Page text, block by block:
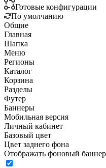
Готовые конфигурации
По умолчанию
Общие
Главная
Шапка
Меню
Регионы
Каталог
Корзина
Разделы
Футер
Баннеры
Мобильная версия
Личный кабинет
Базовый цвет
Цвет заднего фона
Отображать фоновый баннер